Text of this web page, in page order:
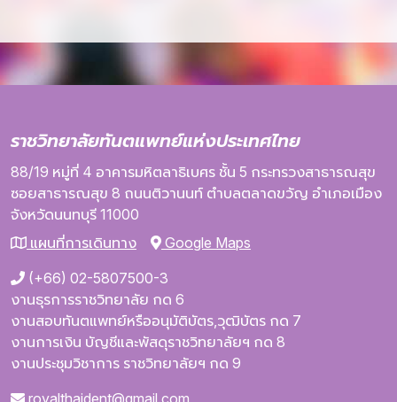
ราชวิทยาลัยทันตแพทย์แห่งประเทศไทย
88/19 หมู่ที่ 4 อาคารมหิตลาธิเบศร ชั้น 5 กระทรวงสาธารณสุข
ซอยสาธารณสุข 8 ถนนติวานนท์ ตำบลตลาดขวัญ อำเภอเมือง
จังหวัดนนทบุรี 11000
แผนที่การเดินทาง
Google Maps
(+66) 02-5807500-3
งานธุรการราชวิทยาลัย กด 6
งานสอบทันตแพทย์หรืออนุมัติบัตร,วุฒิบัตร กด 7
งานการเงิน บัญชีและพัสดุราชวิทยาลัยฯ กด 8
งานประชุมวิชาการ ราชวิทยาลัยฯ กด 9
royalthaident@gmail.com